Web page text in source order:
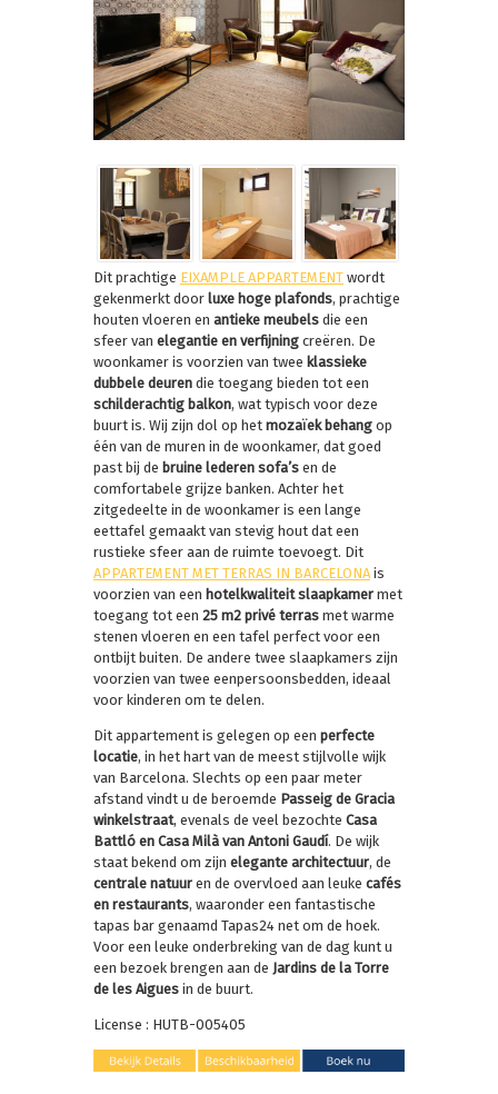
Dit prachtige EIXAMPLE APPARTEMENT wordt
gekenmerkt door luxe hoge plafonds, prachtige
houten vloeren en antieke meubels die een
sfeer van elegantie en verfijning creëren. De
woonkamer is voorzien van twee klassieke
dubbele deuren die toegang bieden tot een
schilderachtig balkon, wat typisch voor deze
buurt is. Wij zijn dol op het mozaïek behang op
één van de muren in de woonkamer, dat goed
past bij de bruine lederen sofa’s en de
comfortabele grijze banken. Achter het
zitgedeelte in de woonkamer is een lange
eettafel gemaakt van stevig hout dat een
rustieke sfeer aan de ruimte toevoegt. Dit
APPARTEMENT MET TERRAS IN BARCELONA is
voorzien van een hotelkwaliteit slaapkamer met
toegang tot een 25 m2 privé terras met warme
stenen vloeren en een tafel perfect voor een
ontbijt buiten. De andere twee slaapkamers zijn
voorzien van twee eenpersoonsbedden, ideaal
voor kinderen om te delen.
Dit appartement is gelegen op een perfecte
locatie, in het hart van de meest stijlvolle wijk
van Barcelona. Slechts op een paar meter
afstand vindt u de beroemde Passeig de Gracia
winkelstraat, evenals de veel bezochte Casa
Battló en Casa Milà van Antoni Gaudí. De wijk
staat bekend om zijn elegante architectuur, de
centrale natuur en de overvloed aan leuke cafés
en restaurants, waaronder een fantastische
tapas bar genaamd Tapas24 net om de hoek.
Voor een leuke onderbreking van de dag kunt u
een bezoek brengen aan de Jardins de la Torre
de les Aigues in de buurt.
License : HUTB-005405